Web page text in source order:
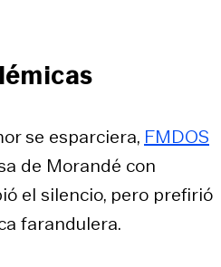
se esparciera, FMDOS
de Morandé con
el silencio, pero prefirió
farandulera.